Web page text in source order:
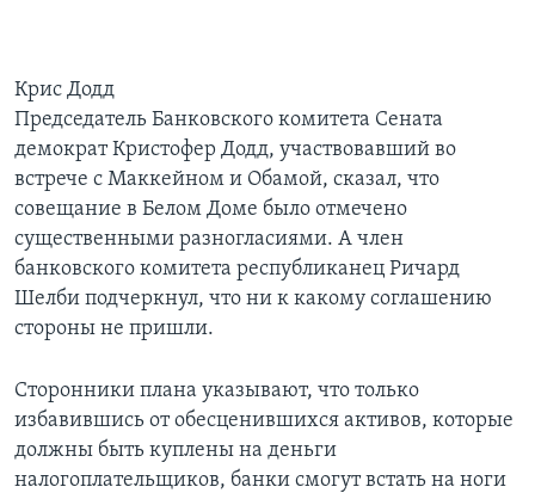
Крис Додд
Председатель Банковского комитета Сената
демократ Кристофер Додд, участвовавший во
встрече с Маккейном и Обамой, сказал, что
совещание в Белом Доме было отмечено
существенными разногласиями. А член
банковского комитета республиканец Ричард
Шелби подчеркнул, что ни к какому соглашению
стороны не пришли.
Сторонники плана указывают, что только
избавившись от обесценившихся активов, которые
должны быть куплены на деньги
налогоплательщиков, банки смогут встать на ноги